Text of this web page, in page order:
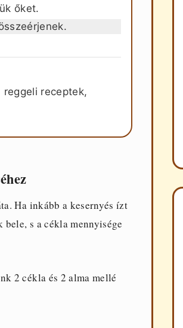
őket.
receptek,
Ha inkább a kesernyés ízt
s a cékla mennyisége
2 cékla és 2 alma mellé